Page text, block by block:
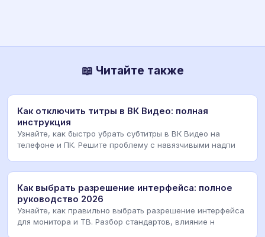
📖 Читайте также
Как отключить титры в ВК Видео: полная
инструкция
Узнайте, как быстро убрать субтитры в ВК Видео на
телефоне и ПК. Решите проблему с навязчивыми надпи
Как выбрать разрешение интерфейса: полное
руководство 2026
Узнайте, как правильно выбрать разрешение интерфейса
для монитора и ТВ. Разбор стандартов, влияние н